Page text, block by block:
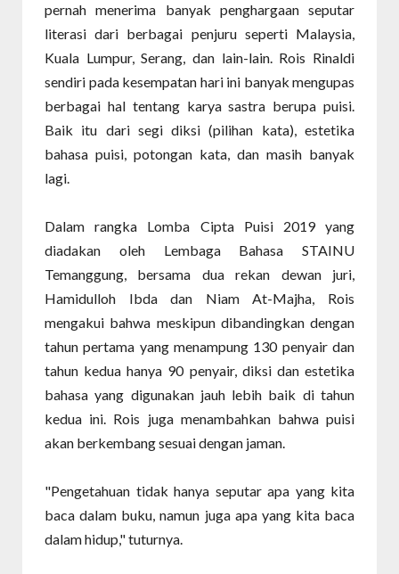
pernah menerima banyak penghargaan seputar
literasi dari berbagai penjuru seperti Malaysia,
Kuala Lumpur, Serang, dan lain-lain. Rois Rinaldi
sendiri pada kesempatan hari ini banyak mengupas
berbagai hal tentang karya sastra berupa puisi.
Baik itu dari segi diksi (pilihan kata), estetika
bahasa puisi, potongan kata, dan masih banyak
lagi.
Dalam rangka Lomba Cipta Puisi 2019 yang
diadakan oleh Lembaga Bahasa STAINU
Temanggung, bersama dua rekan dewan juri,
Hamidulloh Ibda dan Niam At-Majha, Rois
mengakui bahwa meskipun dibandingkan dengan
tahun pertama yang menampung 130 penyair dan
tahun kedua hanya 90 penyair, diksi dan estetika
bahasa yang digunakan jauh lebih baik di tahun
kedua ini. Rois juga menambahkan bahwa puisi
akan berkembang sesuai dengan jaman.
"Pengetahuan tidak hanya seputar apa yang kita
baca dalam buku, namun juga apa yang kita baca
dalam hidup," tuturnya.